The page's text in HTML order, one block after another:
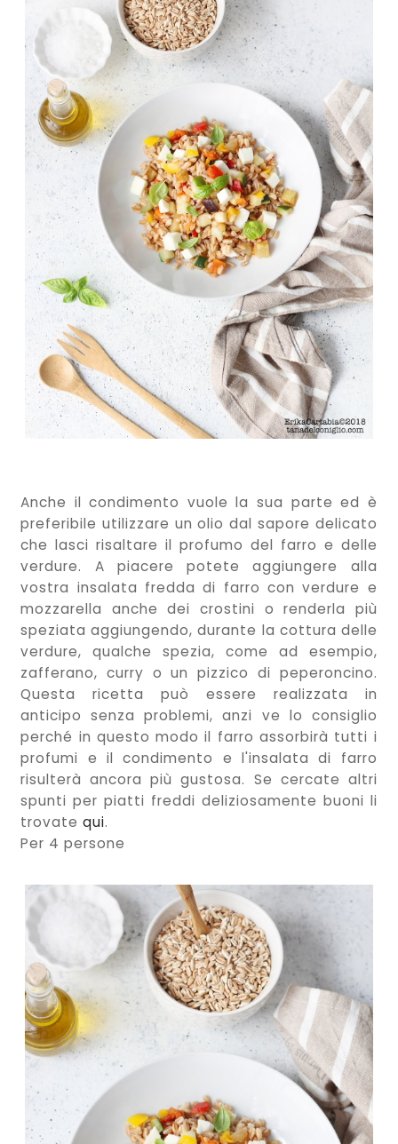
Anche il condimento vuole la sua parte ed è
preferibile utilizzare un olio dal sapore delicato
che lasci risaltare il profumo del farro e delle
verdure. A piacere potete aggiungere alla
vostra insalata fredda di farro con verdure e
mozzarella anche dei crostini o renderla più
speziata aggiungendo, durante la cottura delle
verdure, qualche spezia, come ad esempio,
zafferano, curry o un pizzico di peperoncino.
Questa ricetta può essere realizzata in
anticipo senza problemi, anzi ve lo consiglio
perché in questo modo il farro assorbirà tutti i
profumi e il condimento e l'insalata di farro
risulterà ancora più gustosa. Se cercate altri
spunti per piatti freddi deliziosamente buoni li
trovatequi.
Per 4 persone